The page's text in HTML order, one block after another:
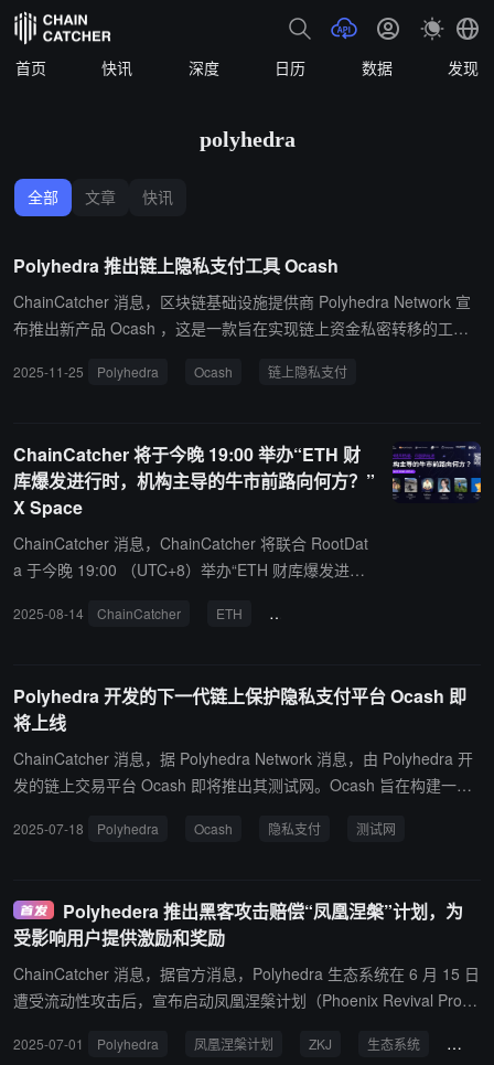
首页 快讯 深度 日历 数据 发现
polyhedra
全部 文章 快讯
Polyhedra 推出链上隐私支付工具 Ocash
ChainCatcher 消息，区块链基础设施提供商 Polyhedra Network 宣
布推出新产品 Ocash ，这是一款旨在实现链上资金私密转移的工
示，Ocash 已开放公众试用，用户可通过官方链接直接体验。
2025-11-25 Polyhedra Ocash 链上隐私支付
ChainCatcher 将于今晚 19:00 举办“ETH 财
库爆发进行时，机构主导的牛市前路向何方？”
X Space
ChainCatcher 消息，ChainCatcher 将联合 RootDat
a 于今晚 19:00 （UTC+8）举办“ETH 财库爆发进行
动。 出席本次 Space 活动的嘉宾有 Summer Ventur
hKeyGroup 公关经理/研究员 Jade、OKX Ventures
研究员 Kiwi、IOSG Ventures 研究员 Sam。 这波机
构驱动的热潮是长期配置的开端吗？牛市到底走到哪
一步了？ 今晚 19：00，锁定 ChainCatcher X Spac
市的进程及应对策略。
2025-08-14 ChainCatcher ETH
Polyhedra 开发的下一代链上保护隐私支付平台 Ocash 即
将上线
ChainCatcher 消息，据 Polyhedra Network 消息，由 Polyhedra 开
发的链上交易平台 Ocash 即将推出其测试网。Ocash 旨在构建一个
全新方案。Ocash 主打“默认隐私，按需合规”，在保护用户隐私的同
2025-07-18 Polyhedra Ocash 隐私支付 测试网
Polyhedera 推出黑客攻击赔偿“凤凰涅槃”计划，为
受影响用户提供激励和奖励
ChainCatcher 消息，据官方消息，Polyhedra 生态系统在 6 月 15 日
遭受流动性攻击后，宣布启动凤凰涅槃计划（Phoenix Revival Progr
在链上质押 ZKJ 的用户提供两种独家福利：未来 Polyhedra 产品的
2025-07-01 Polyhedra 凤凰涅槃计划 ZKJ 生态系统 黑客